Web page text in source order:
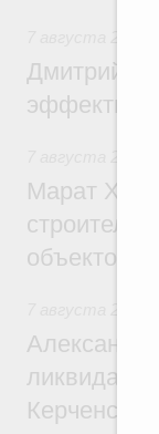
Дмитрий
Марат
объектов
Александр